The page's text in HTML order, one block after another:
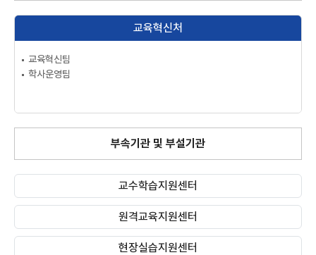
교육혁신처
교육혁신팀
학사운영팀
부속기관 및 부설기관
교수학습지원센터
원격교육지원센터
현장실습지원센터